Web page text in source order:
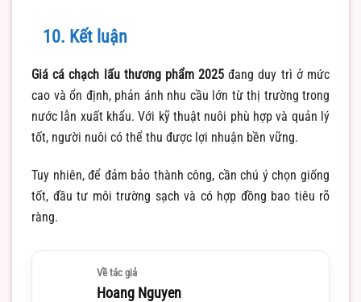
10. Kết luận
Giá cá chạch lấu thương phẩm 2025 đang duy trì ở mức
cao và ổn định, phản ánh nhu cầu lớn từ thị trường trong
nước lẫn xuất khẩu. Với kỹ thuật nuôi phù hợp và quản lý
tốt, người nuôi có thể thu được lợi nhuận bền vững.
Tuy nhiên, để đảm bảo thành công, cần chú ý chọn giống
tốt, đầu tư môi trường sạch và có hợp đồng bao tiêu rõ
ràng.
Về tác giả
Hoang Nguyen